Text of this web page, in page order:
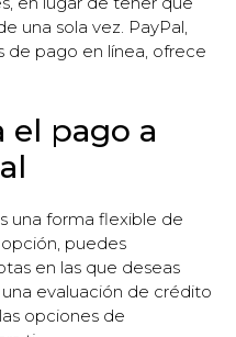
una sola vez. PayPal,
de pago en línea, ofrece
el pago a
una forma flexible de
puedes
en las que deseas
evaluación de crédito
opciones de